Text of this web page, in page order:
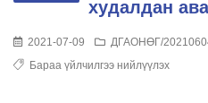
худалдан
2021-07-09
ДГАОНӨГ/
Бараа үйлчилгээ нийлүүлэх